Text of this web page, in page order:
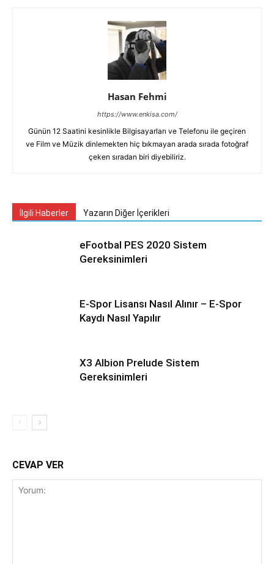
Hasan Fehmi
https://www.enkisa.com/
Günün 12 Saatini kesinlikle Bilgisayarları ve Telefonu ile geçiren
ve Film ve Müzik dinlemekten hiç bıkmayan arada sırada fotoğraf
çeken sıradan biri diyebiliriz.
İlgili Haberler Yazarın Diğer İçerikleri
eFootbal PES 2020 Sistem
Gereksinimleri
E-Spor Lisansı Nasıl Alınır – E-Spor
Kaydı Nasıl Yapılır
X3 Albion Prelude Sistem
Gereksinimleri
CEVAP VER